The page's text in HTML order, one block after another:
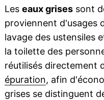
Les eaux grisessont
proviennent d'usages
lavage des ustensiles
la toilette des
réutilisés directement
épuration, afin
grises se distinguent